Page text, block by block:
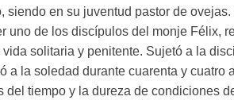
siendo en su juventud pastor de
uno de los discípulos del monje Félix,
solitaria y penitente. Sujetó a la
a la soledad durante cuarenta y
del tiempo y la dureza de condiciones